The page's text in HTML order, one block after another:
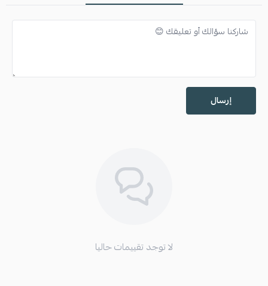
إرسال
لا توجد تقييمات حاليا